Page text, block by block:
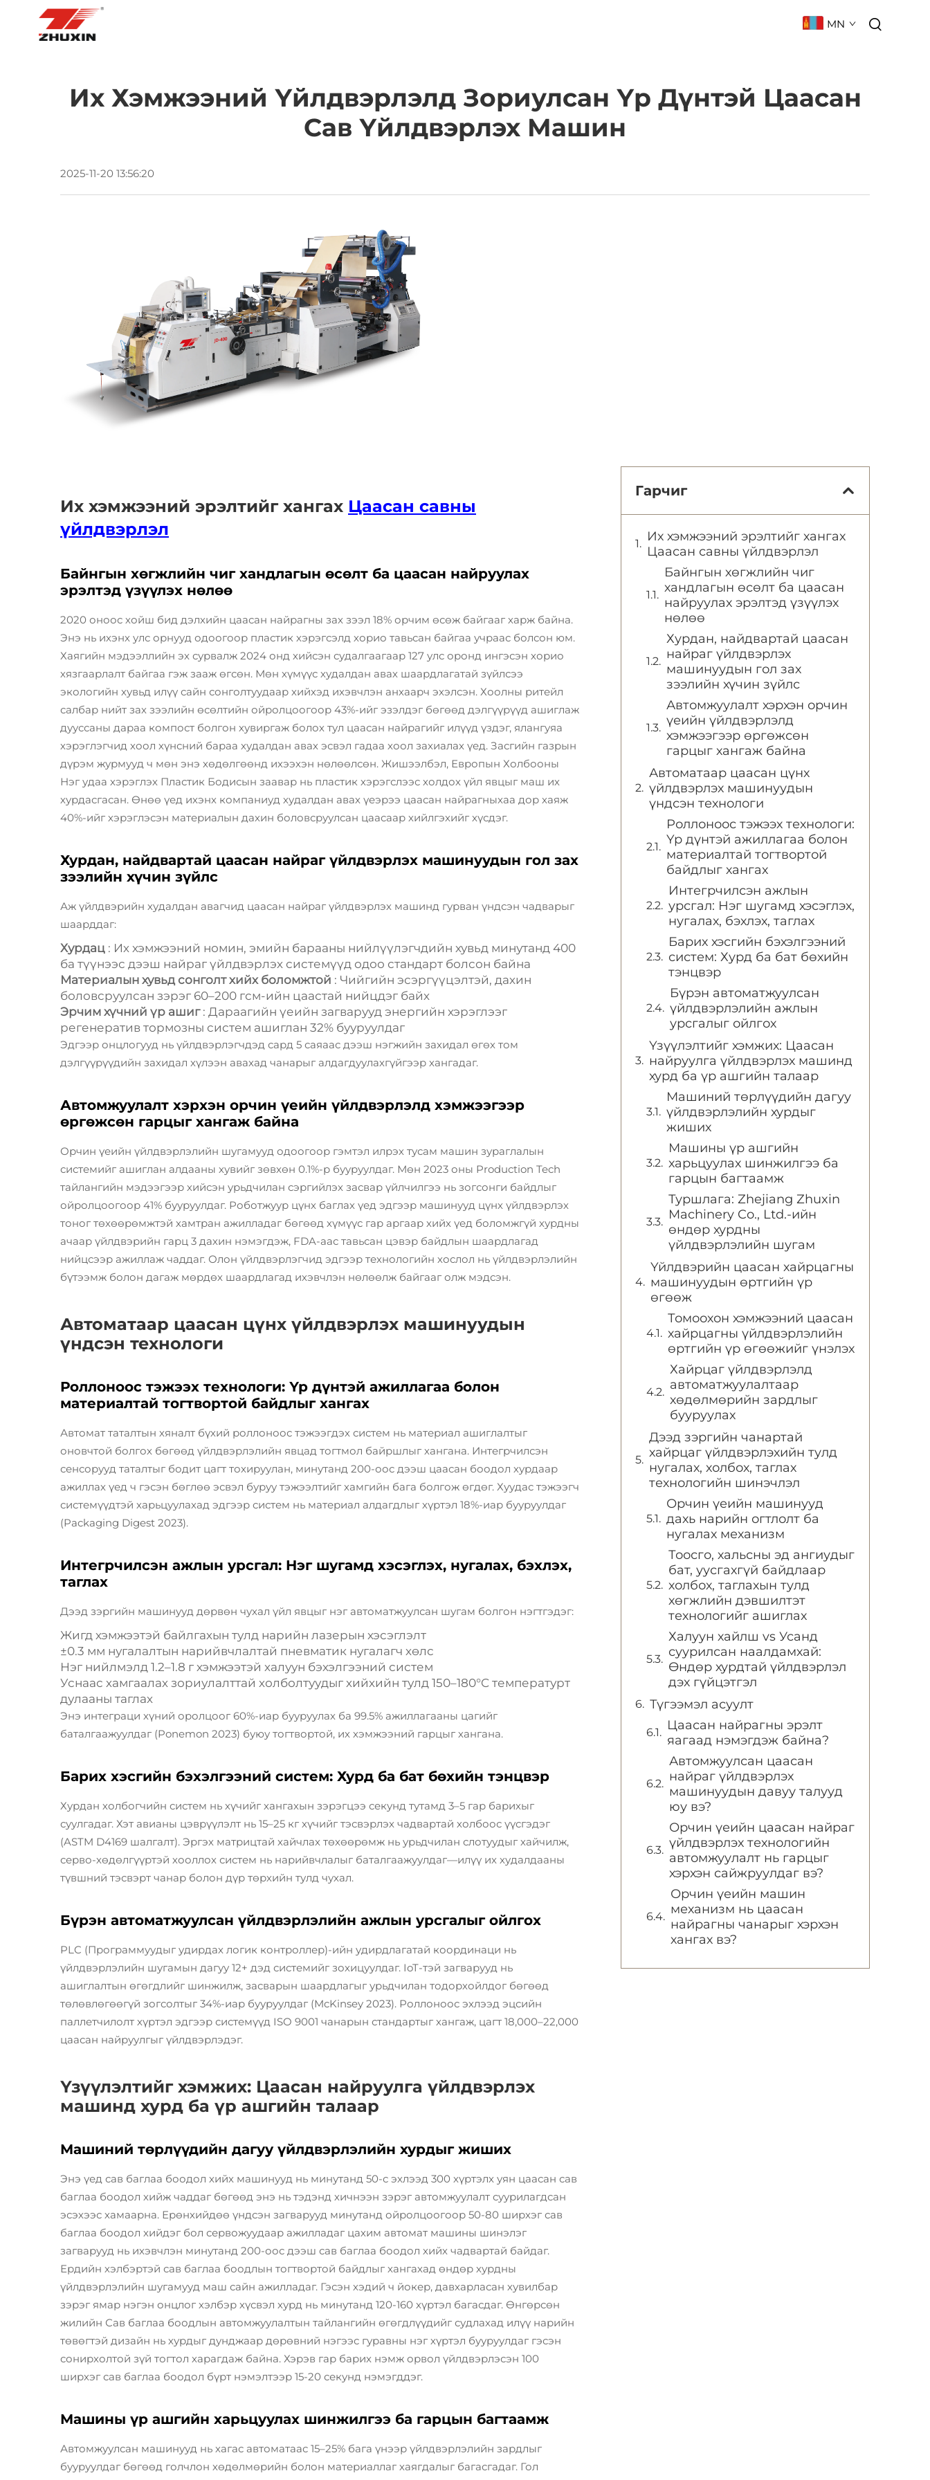
MN
Их Хэмжээний Үйлдвэрлэлд Зориулсан Үр Дүнтэй Цаасан
Сав Үйлдвэрлэх Машин
2025-11-20 13:56:20
Их хэмжээний эрэлтийг хангах Цаасан савны
үйлдвэрлэл
Байнгын хөгжлийн чиг хандлагын өсөлт ба цаасан найруулах
эрэлтэд үзүүлэх нөлөө
2020 оноос хойш бид дэлхийн цаасан найрагны зах зээл 18% орчим өсөж байгааг харж байна.
Энэ нь ихэнх улс орнууд одоогоор пластик хэрэгсэлд хорио тавьсан байгаа учраас болсон юм.
Хаягийн мэдээллийн эх сурвалж 2024 онд хийсэн судалгаагаар 127 улс оронд ингэсэн хорио
хязгаарлалт байгаа гэж зааж өгсөн. Мөн хүмүүс худалдан авах шаардлагатай зүйлсээ
экологийн хувьд илүү сайн сонголтуудаар хийхэд ихэвчлэн анхаарч эхэлсэн. Хоолны ритейл
салбар нийт зах зээлийн өсөлтийн ойролцоогоор 43%-ийг эзэлдэг бөгөөд дэлгүүрүүд ашиглаж
дууссаны дараа компост болгон хувиргаж болох тул цаасан найрагийг илүүд үздэг, ялангуяа
хэрэглэгчид хоол хүнсний бараа худалдан авах эсвэл гадаа хоол захиалах үед. Засгийн газрын
дүрэм журмууд ч мөн энэ хөдөлгөөнд ихээхэн нөлөөлсөн. Жишээлбэл, Европын Холбооны
Нэг удаа хэрэглэх Пластик Бодисын заавар нь пластик хэрэгслээс холдох үйл явцыг маш их
хурдасгасан. Өнөө үед ихэнх компаниуд худалдан авах үеэрээ цаасан найрагныхаа дор хаяж
40%-ийг хэрэглэсэн материалын дахин боловсруулсан цаасаар хийлгэхийг хүсдэг.
Хурдан, найдвартай цаасан найраг үйлдвэрлэх машинуудын гол зах
зээлийн хүчин зүйлс
Аж үйлдвэрийн худалдан авагчид цаасан найраг үйлдвэрлэх машинд гурван үндсэн чадварыг
шаарддаг:
Хурдац : Их хэмжээний номин, эмийн барааны нийлүүлэгчдийн хувьд минутанд 400
ба түүнээс дээш найраг үйлдвэрлэх системүүд одоо стандарт болсон байна
Материалын хувьд сонголт хийх боломжтой : Чийгийн эсэргүүцэлтэй, дахин
боловсруулсан зэрэг 60–200 гсм-ийн цаастай нийцдэг байх
Эрчим хүчний үр ашиг : Дараагийн үеийн загварууд энергийн хэрэглээг
регенератив тормозны систем ашиглан 32% бууруулдаг
Эдгээр онцлогууд нь үйлдвэрлэгчдэд сард 5 саяаас дээш нэгжийн захидал өгөх том
дэлгүүрүүдийн захидал хүлээн авахад чанарыг алдагдуулахгүйгээр хангадаг.
Автомжуулалт хэрхэн орчин үеийн үйлдвэрлэлд хэмжээгээр
өргөжсөн гарцыг хангаж байна
Орчин үеийн үйлдвэрлэлийн шугамууд одоогоор гэмтэл илрэх тусам машин зураглалын
системийг ашиглан алдааны хувийг зөвхөн 0.1%-р бууруулдаг. Мөн 2023 оны Production Tech
тайлангийн мэдээгээр хийсэн урьдчилан сэргийлэх засвар үйлчилгээ нь зогсонги байдлыг
ойролцоогоор 41% бууруулдаг. Роботжуур цүнх баглах үед эдгээр машинууд цүнх үйлдвэрлэх
тоног төхөөрөмжтэй хамтран ажилладаг бөгөөд хүмүүс гар аргаар хийх үед боломжгүй хурдны
ачаар үйлдвэрийн гарц 3 дахин нэмэгдэж, FDA-аас тавьсан цэвэр байдлын шаардлагад
нийцсээр ажиллаж чаддаг. Олон үйлдвэрлэгчид эдгээр технологийн хослол нь үйлдвэрлэлийн
бүтээмж болон дагаж мөрдөх шаардлагад ихэвчлэн нөлөөлж байгааг олж мэдсэн.
Автоматаар цаасан цүнх үйлдвэрлэх машинуудын
үндсэн технологи
Роллоноос тэжээх технологи: Үр дүнтэй ажиллагаа болон
материалтай тогтвортой байдлыг хангах
Автомат таталтын хяналт бүхий роллоноос тэжээгдэх систем нь материал ашиглалтыг
оновчтой болгох бөгөөд үйлдвэрлэлийн явцад тогтмол байршлыг хангана. Интегрчилсэн
сенсорууд таталтыг бодит цагт тохируулан, минутанд 200-оос дээш цаасан боодол хурдаар
ажиллах үед ч гэсэн бөглөө эсвэл буруу тэжээлтийг хамгийн бага болгож өгдөг. Хуудас тэжээгч
системүүдтэй харьцуулахад эдгээр систем нь материал алдагдлыг хүртэл 18%-иар бууруулдаг
(Packaging Digest 2023).
Интегрчилсэн ажлын урсгал: Нэг шугамд хэсэглэх, нугалах, бэхлэх,
таглах
Дээд зэргийн машинууд дөрвөн чухал үйл явцыг нэг автоматжуулсан шугам болгон нэгтгэдэг:
Жигд хэмжээтэй байлгахын тулд нарийн лазерын хэсэглэлт
±0.3 мм нугалалтын нарийвчлалтай пневматик нугалагч хөлс
Нэг нийлмэлд 1.2–1.8 г хэмжээтэй халуун бэхэлгээний систем
Уснаас хамгаалах зориулалттай холболтуудыг хийхийн тулд 150–180°C температурт
дулааны таглах
Энэ интеграци хүний оролцоог 60%-иар бууруулах ба 99.5% ажиллагааны цагийг
баталгаажуулдаг (Ponemon 2023) буюу тогтвортой, их хэмжээний гарцыг хангана.
Барих хэсгийн бэхэлгээний систем: Хурд ба бат бөхийн тэнцвэр
Хурдан холбогчийн систем нь хүчийг хангахын зэрэгцээ секунд тутамд 3–5 гар барихыг
суулгадаг. Хэт авианы цэврүүлэлт нь 15–25 кг хүчийг тэсвэрлэх чадвартай холбоос үүсгэдэг
(ASTM D4169 шалгалт). Эргэх матрицтай хайчлах төхөөрөмж нь урьдчилан слотуудыг хайчилж,
серво-хөдөлгүүртэй хооллох систем нь нарийвчлалыг баталгаажуулдаг—илүү их худалдааны
түвшний тэсвэрт чанар болон дүр төрхийн тулд чухал.
Бүрэн автоматжуулсан үйлдвэрлэлийн ажлын урсгалыг ойлгох
PLC (Программуудыг удирдах логик контроллер)-ийн удирдлагатай координаци нь
үйлдвэрлэлийн шугамын дагуу 12+ дэд системийг зохицуулдаг. IoT-тэй загварууд нь
ашиглалтын өгөгдлийг шинжилж, засварын шаардлагыг урьдчилан тодорхойлдог бөгөөд
төлөвлөгөөгүй зогсолтыг 34%-иар бууруулдаг (McKinsey 2023). Роллоноос эхлээд эцсийн
паллетчилолт хүртэл эдгээр системүүд ISO 9001 чанарын стандартыг хангаж, цагт 18,000–22,000
цаасан найруулгыг үйлдвэрлэдэг.
Үзүүлэлтийг хэмжих: Цаасан найруулга үйлдвэрлэх
машинд хурд ба үр ашгийн талаар
Машиний төрлүүдийн дагуу үйлдвэрлэлийн хурдыг жиших
Энэ үед сав баглаа боодол хийх машинууд нь минутанд 50-с эхлээд 300 хүртэлх уян цаасан сав
баглаа боодол хийж чаддаг бөгөөд энэ нь тэдэнд хичнээн зэрэг автомжуулалт суурилагдсан
эсэхээс хамаарна. Ерөнхийдөө үндсэн загварууд минутанд ойролцоогоор 50-80 ширхэг сав
баглаа боодол хийдэг бол сервожуудаар ажилладаг цахим автомат машины шинэлэг
загварууд нь ихэвчлэн минутанд 200-оос дээш сав баглаа боодол хийх чадвартай байдаг.
Ердийн хэлбэртэй сав баглаа боодлын тогтвортой байдлыг хангахад өндөр хурдны
үйлдвэрлэлийн шугамууд маш сайн ажилладаг. Гэсэн хэдий ч йокер, давхарласан хувилбар
зэрэг ямар нэгэн онцлог хэлбэр хүсвэл хурд нь минутанд 120-160 хүртэл багасдаг. Өнгөрсөн
жилийн Сав баглаа боодлын автомжуулалтын тайлангийн өгөгдлүүдийг судлахад илүү нарийн
төвөгтэй дизайн нь хурдыг дунджаар дөрөвний нэгээс гуравны нэг хүртэл бууруулдаг гэсэн
сонирхолтой зүй тогтол харагдаж байна. Хэрэв гар барих нэмж орвол үйлдвэрлэсэн 100
ширхэг сав баглаа боодол бүрт нэмэлтээр 15-20 секунд нэмэгддэг.
Машины үр ашгийн харьцуулах шинжилгээ ба гарцын багтаамж
Автомжуулсан машинууд нь хагас автоматаас 15–25% бага үнээр үйлдвэрлэлийн зардлыг
бууруулдаг бөгөөд голчлон хөдөлмөрийн болон материаллаг хаягдалыг багасгадаг. Гол
Гарчиг
Их хэмжээний эрэлтийг хангах
Цаасан савны үйлдвэрлэл
Байнгын хөгжлийн чиг
хандлагын өсөлт ба цаасан
найруулах эрэлтэд үзүүлэх
нөлөө
Хурдан, найдвартай цаасан
найраг үйлдвэрлэх
машинуудын гол зах
зээлийн хүчин зүйлс
Автомжуулалт хэрхэн орчин
үеийн үйлдвэрлэлд
хэмжээгээр өргөжсөн
гарцыг хангаж байна
Автоматаар цаасан цүнх
үйлдвэрлэх машинуудын
үндсэн технологи
Роллоноос тэжээх технологи:
Үр дүнтэй ажиллагаа болон
материалтай тогтвортой
байдлыг хангах
Интегрчилсэн ажлын
урсгал: Нэг шугамд хэсэглэх,
нугалах, бэхлэх, таглах
Барих хэсгийн бэхэлгээний
систем: Хурд ба бат бөхийн
тэнцвэр
Бүрэн автоматжуулсан
үйлдвэрлэлийн ажлын
урсгалыг ойлгох
Үзүүлэлтийг хэмжих: Цаасан
найруулга үйлдвэрлэх машинд
хурд ба үр ашгийн талаар
Машиний төрлүүдийн дагуу
үйлдвэрлэлийн хурдыг
жиших
Машины үр ашгийн
харьцуулах шинжилгээ ба
гарцын багтаамж
Туршлага: Zhejiang Zhuxin
Machinery Co., Ltd.-ийн
өндөр хурдны
үйлдвэрлэлийн шугам
Үйлдвэрийн цаасан хайрцагны
машинуудын өртгийн үр
өгөөж
Томоохон хэмжээний цаасан
хайрцагны үйлдвэрлэлийн
өртгийн үр өгөөжийг үнэлэх
Хайрцаг үйлдвэрлэлд
автоматжуулалтаар
хөдөлмөрийн зардлыг
бууруулах
Дээд зэргийн чанартай
хайрцаг үйлдвэрлэхийн тулд
нугалах, холбох, таглах
технологийн шинэчлэл
Орчин үеийн машинууд
дахь нарийн огтлолт ба
нугалах механизм
Тоосго, хальсны эд ангиудыг
бат, уусгахгүй байдлаар
холбох, таглахын тулд
хөгжлийн дэвшилтэт
технологийг ашиглах
Халуун хайлш vs Усанд
суурилсан наалдамхай:
Өндөр хурдтай үйлдвэрлэл
дэх гүйцэтгэл
Түгээмэл асуулт
Цаасан найрагны эрэлт
яагаад нэмэгдэж байна?
Автомжуулсан цаасан
найраг үйлдвэрлэх
машинуудын давуу талууд
юу вэ?
Орчин үеийн цаасан найраг
үйлдвэрлэх технологийн
автомжуулалт нь гарцыг
хэрхэн сайжруулдаг вэ?
Орчин үеийн машин
механизм нь цаасан
найрагны чанарыг хэрхэн
хангах вэ?